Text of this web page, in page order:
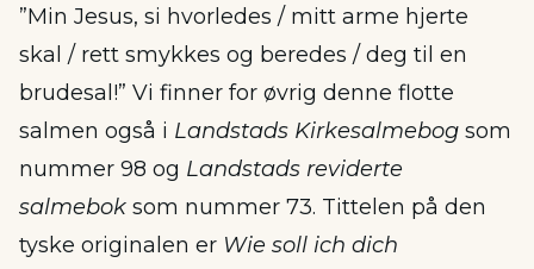
”Min Jesus, si hvorledes / mitt arme hjerte
skal / rett smykkes og beredes / deg til en
brudesal!” Vi finner for øvrig denne flotte
salmen også i Landstads Kirkesalmebog som
nummer 98 og Landstads reviderte
salmebok som nummer 73. Tittelen på den
tyske originalen er Wie soll ich dich